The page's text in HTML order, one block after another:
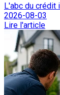
L'abc du crédit
2026-08-03
Lire l'article